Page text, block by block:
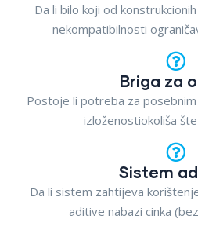
Da li bilo koji od
nekompatibilnosti
Briga za
Postoje li potreba za
izloženostiokoliša
Sistem
Da li sistem zahtijeva
aditive nabazi cinka